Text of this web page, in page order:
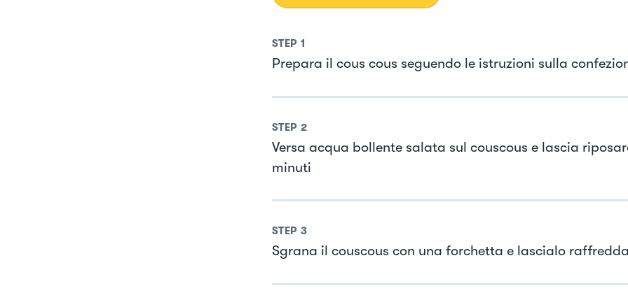
STEP 1
Prepara il cous cous seguendo le istruzioni sulla
STEP 2
Versa acqua bollente salata sul couscous e lascia
minuti
STEP 3
Sgrana il couscous con una forchetta e lascialo